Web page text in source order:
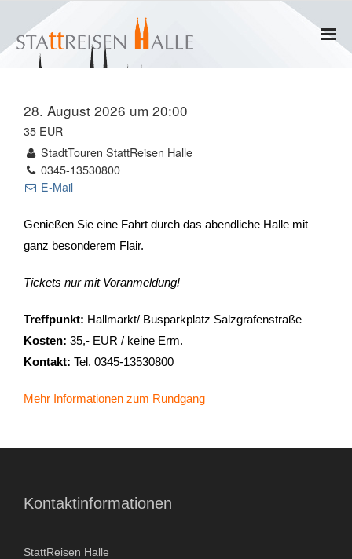
Gruppen
Führungen & Rundgänge
- Polizeiruf-Touren
28. August 2026 um 20:00
35 EUR
StadtTouren StattReisen Halle
0345-13530800
E-Mail
Genießen Sie eine Fahrt durch das abendliche Halle mit
ganz besonderem Flair.
Tickets nur mit Voranmeldung!
Treffpunkt: Hallmarkt/ Busparkplatz Salzgrafenstraße
Kosten: 35,- EUR / keine Erm.
Kontakt: Tel. 0345-13530800
Mehr Informationen zum Rundgang
Kontaktinformationen
StattReisen Halle